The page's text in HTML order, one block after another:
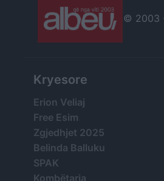
© 2003
Kryesore
Erion Veliaj
Free Esim
Zgjedhjet 2025
Belinda Balluku
SPAK
Kombëtarja